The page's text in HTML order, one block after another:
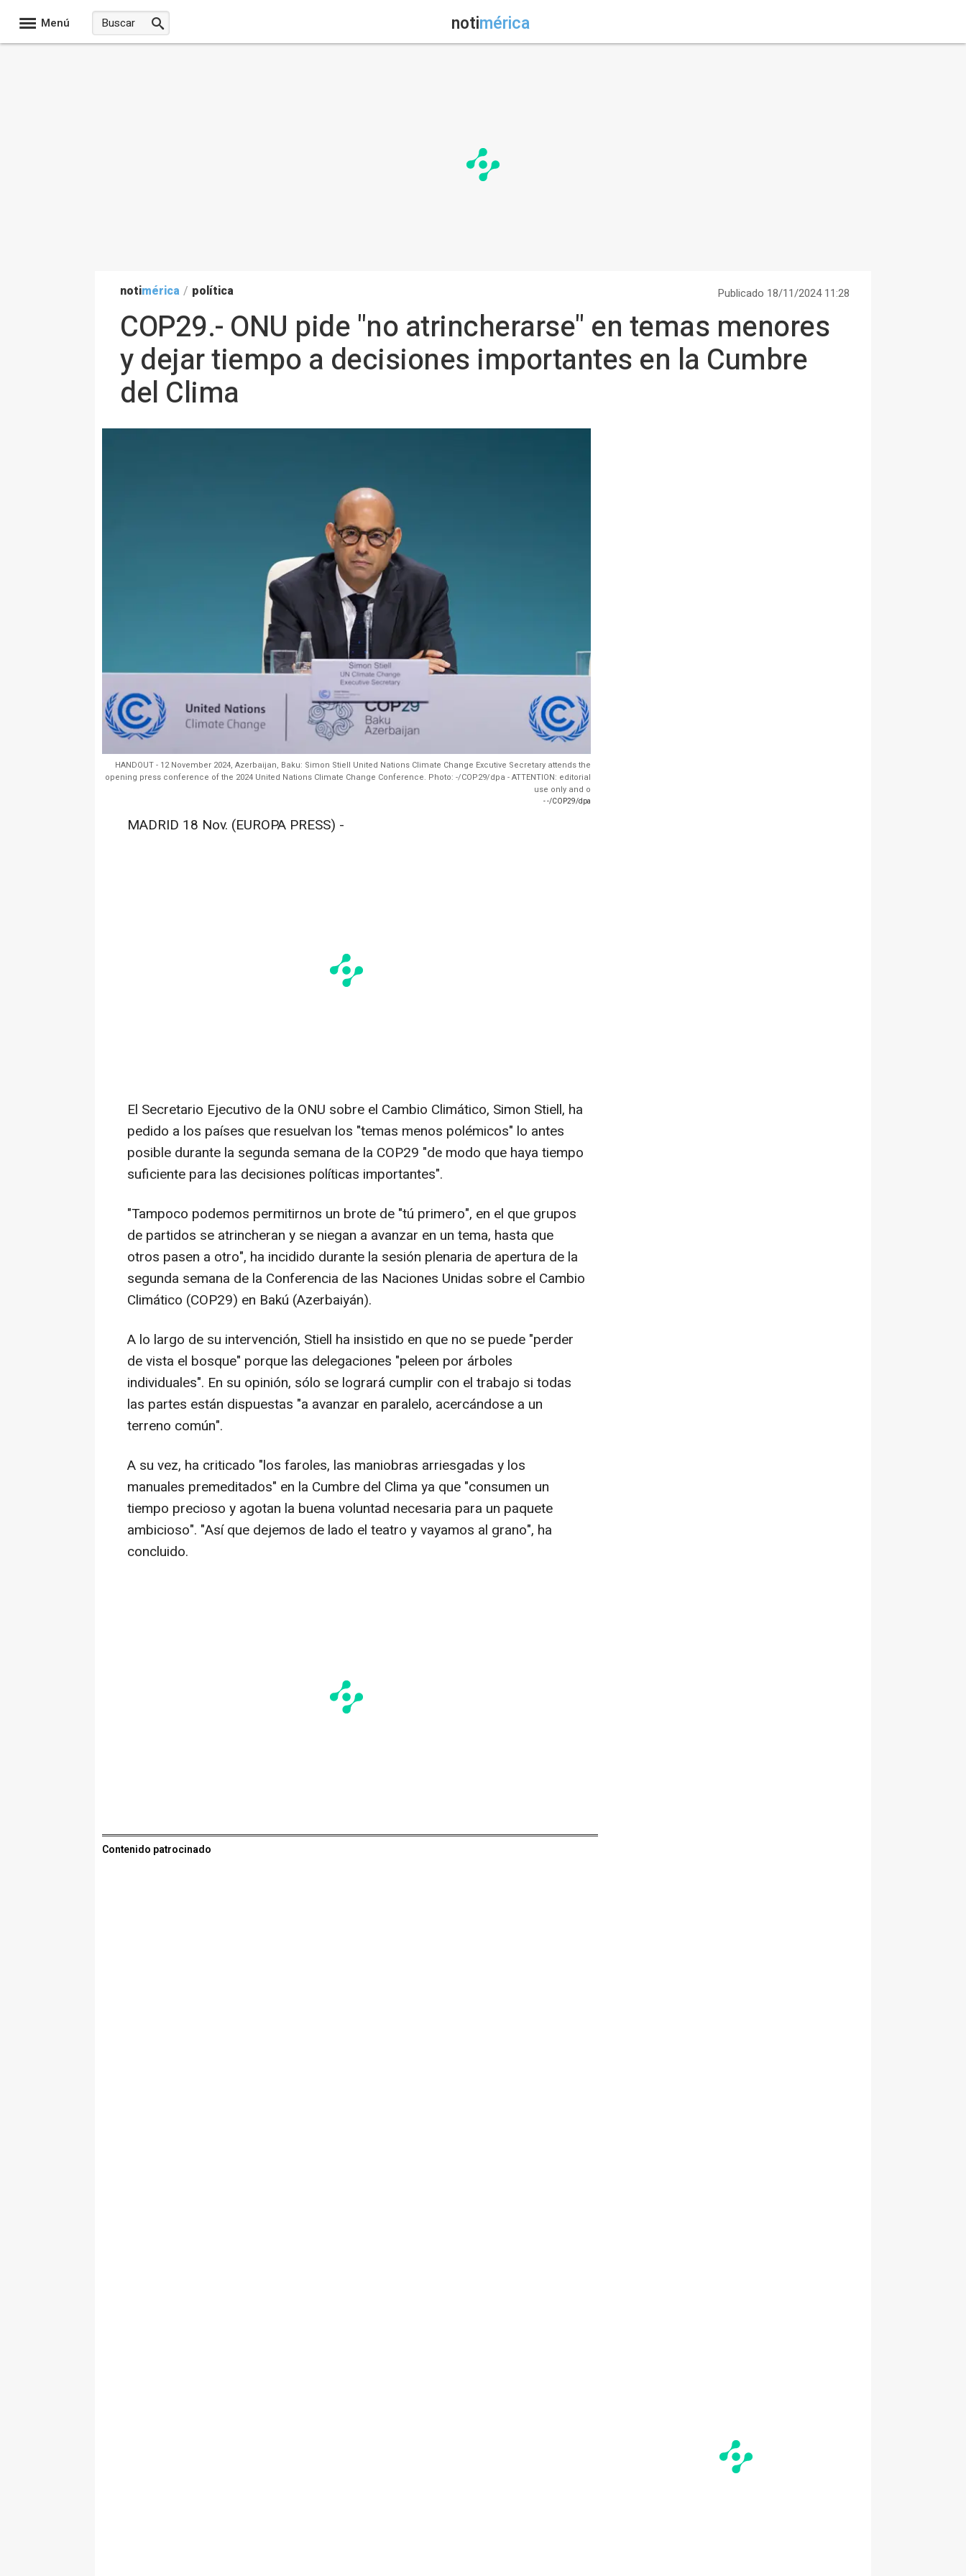
Menú notimérica
notimérica / política Publicado 18/11/2024 11:28
COP29.- ONU pide "no atrincherarse" en temas menores
y dejar tiempo a decisiones importantes en la Cumbre
del Clima
HANDOUT - 12 November 2024, Azerbaijan, Baku: Simon Stiell United Nations Climate Change Excutive Secretary attends the
opening press conference of the 2024 United Nations Climate Change Conference. Photo: -/COP29/dpa - ATTENTION: editorial
use only and o
- -/COP29/dpa
MADRID 18 Nov. (EUROPA PRESS) -
El Secretario Ejecutivo de la ONU sobre el Cambio Climático, Simon Stiell, ha
pedido a los países que resuelvan los "temas menos polémicos" lo antes
posible durante la segunda semana de la COP29 "de modo que haya tiempo
suficiente para las decisiones políticas importantes".
"Tampoco podemos permitirnos un brote de "tú primero", en el que grupos
de partidos se atrincheran y se niegan a avanzar en un tema, hasta que
otros pasen a otro", ha incidido durante la sesión plenaria de apertura de la
segunda semana de la Conferencia de las Naciones Unidas sobre el Cambio
Climático (COP29) en Bakú (Azerbaiyán).
A lo largo de su intervención, Stiell ha insistido en que no se puede "perder
de vista el bosque" porque las delegaciones "peleen por árboles
individuales". En su opinión, sólo se logrará cumplir con el trabajo si todas
las partes están dispuestas "a avanzar en paralelo, acercándose a un
terreno común".
A su vez, ha criticado "los faroles, las maniobras arriesgadas y los
manuales premeditados" en la Cumbre del Clima ya que "consumen un
tiempo precioso y agotan la buena voluntad necesaria para un paquete
ambicioso". "Así que dejemos de lado el teatro y vayamos al grano", ha
concluido.
Contenido patrocinado